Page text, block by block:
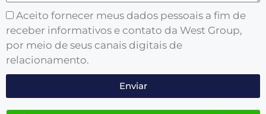
Aceito fornecer meus dados pessoais a fim de
receber informativos e contato da West Group,
por meio de seus canais digitais de
relacionamento.
Enviar